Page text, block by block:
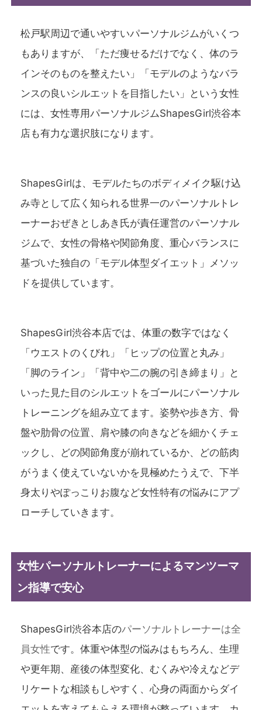
松戸駅周辺で通いやすいパーソナルジムがいくつ
もありますが、「ただ痩せるだけでなく、体のラ
インそのものを整えたい」「モデルのようなバラ
ンスの良いシルエットを目指したい」という女性
には、女性専用パーソナルジムShapesGirl渋谷本
店も有力な選択肢になります。
ShapesGirlは、モデルたちのボディメイク駆け込
み寺として広く知られる世界一のパーソナルトレ
ーナーおぜきとしあき氏が責任運営のパーソナル
ジムで、女性の骨格や関節角度、重心バランスに
基づいた独自の「モデル体型ダイエット」メソッ
ドを提供しています。
ShapesGirl渋谷本店では、体重の数字ではなく
「ウエストのくびれ」「ヒップの位置と丸み」
「脚のライン」「背中や二の腕の引き締まり」と
いった見た目のシルエットをゴールにパーソナル
トレーニングを組み立てます。姿勢や歩き方、骨
盤や肋骨の位置、肩や膝の向きなどを細かくチェ
ックし、どの関節角度が崩れているか、どの筋肉
がうまく使えていないかを見極めたうえで、下半
身太りやぽっこりお腹など女性特有の悩みにアプ
ローチしていきます。
女性パーソナルトレーナーによるマンツーマ
ン指導で安心
ShapesGirl渋谷本店のパーソナルトレーナーは全
員女性です。体重や体型の悩みはもちろん、生理
や更年期、産後の体型変化、むくみや冷えなどデ
リケートな相談もしやすく、心身の両面からダイ